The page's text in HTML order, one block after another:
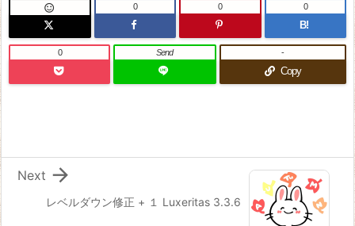
 0 0
B!
0
0 Send
Copy
-
レベルダウン修正 + １ Luxeritas 3.3.6

Next